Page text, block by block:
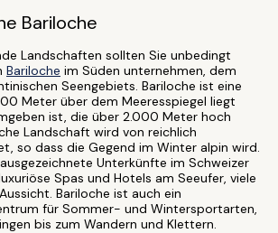
Bariloche
Landschaften sollten Sie unbedingt
Bariloche im Süden unternehmen, dem
Seengebiets. Bariloche ist eine
Meter über dem Meeresspiegel liegt
ist, die über 2.000 Meter hoch
Landschaft wird von reichlich
so dass die Gegend im Winter alpin wird.
Unterkünfte im Schweizer
Spas und Hotels am Seeufer, viele
Bariloche ist auch ein
für Sommer- und Wintersportarten,
bis zum Wandern und Klettern.